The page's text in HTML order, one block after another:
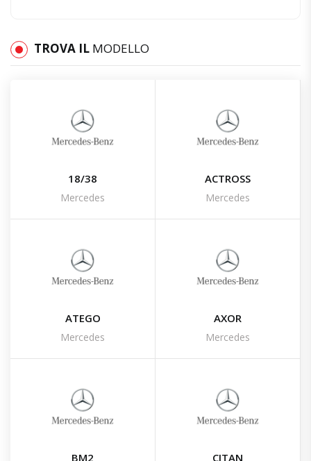
TROVA IL MODELLO
18/38
Mercedes
ACTROSS
Mercedes
ATEGO
Mercedes
AXOR
Mercedes
BM2 CITAN